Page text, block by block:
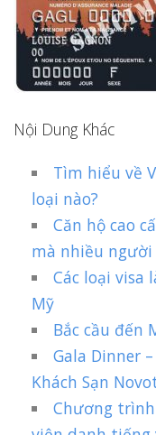
Nội Dung Khác
Tìm hiểu về
loại nào?
Căn hộ cao
mà nhiều người
Các loại visa
Mỹ
Bắc cầu đến
Gala Dinner
Khách Sạn
Chương